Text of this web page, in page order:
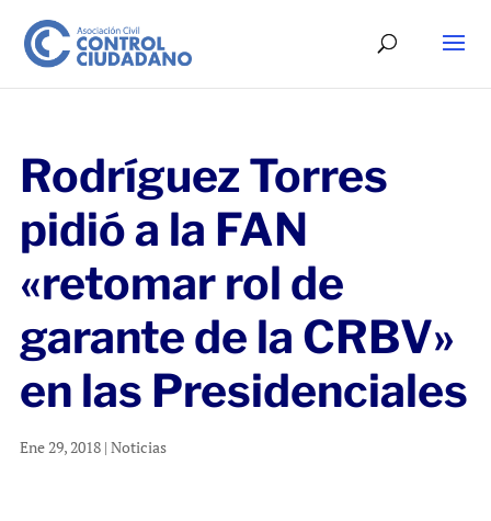
Rodríguez Torres
pidió a la FAN
«retomar rol de
garante de la CRBV»
en las Presidenciales
Ene 29, 2018| Noticias